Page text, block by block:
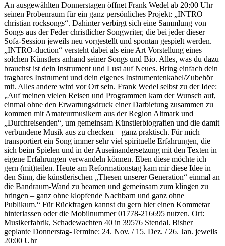
An ausgewählten Donnerstagen öffnet Frank Wedel ab 20:00 Uhr
seinen Probenraum für ein ganz persönliches Projekt: „INTRO –
christian rocksongs“. Dahinter verbirgt sich eine Sammlung von
Songs aus der Feder christlicher Songwriter, die bei jeder dieser
Sofa-Session jeweils neu vorgestellt und spontan gespielt werden.
„INTRO-duction“ versteht dabei als eine Art Vorstellung eines
solchen Künstlers anhand seiner Songs und Bio. Alles, was du dazu
brauchst ist dein Instrument und Lust auf Neues. Bring einfach dein
tragbares Instrument und dein eigenes Instrumentenkabel/Zubehör
mit. Alles andere wird vor Ort sein. Frank Wedel selbst zu der Idee:
„Auf meinen vielen Reisen und Programmen kam der Wunsch auf,
einmal ohne den Erwartungsdruck einer Darbietung zusammen zu
kommen mit Amateurmusikern aus der Region Altmark und
„Durchreisenden“, um gemeinsam Künstlerbiografien und die damit
verbundene Musik aus zu checken – ganz praktisch. Für mich
transportiert ein Song immer sehr viel spirituelle Erfahrungen, die
sich beim Spielen und in der Auseinandersetzung mit den Texten in
eigene Erfahrungen verwandeln können. Eben diese möchte ich
gern (mit)teilen. Heute am Reformationstag kam mir diese Idee in
den Sinn, die künstlerischen „Thesen unserer Generation“ einmal an
die Bandraum-Wand zu beamen und gemeinsam zum klingen zu
bringen – ganz ohne klopfende Nachbarn und ganz ohne
Publikum.“ Für Rückfragen kannst du gern hier einen Kommetar
hinterlassen oder die Mobilnummer 01778-216695 nutzen. Ort:
Musikerfabrik, Schadewachten 40 in 39576 Stendal. Bisher
geplante Donnerstag-Termine: 24. Nov. / 15. Dez. / 26. Jan. jeweils
20:00 Uhr